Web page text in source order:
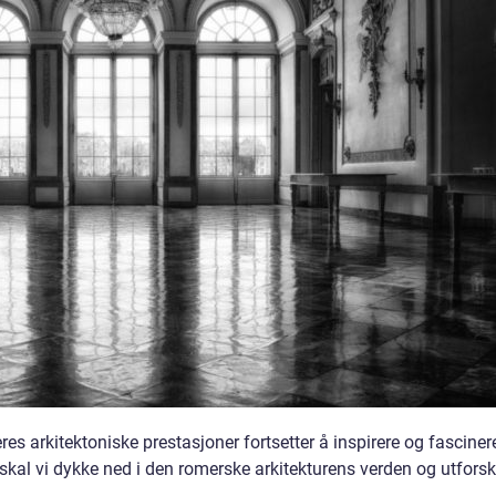
arkitektoniske prestasjoner fortsetter å inspirere og
vi dykke ned i den romerske arkitekturens verden og